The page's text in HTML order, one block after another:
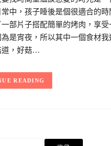
中，孩子睡後是個很適合的時
部片子搭配簡單的烤肉，享
是宵夜，所以其中一個食材
道，好菇…
READING